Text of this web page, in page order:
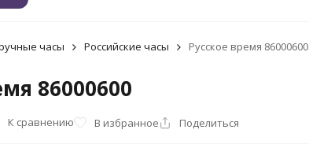
часы Российские часы Русское время 86000600
86000600
К сравнению В избранное Поделиться